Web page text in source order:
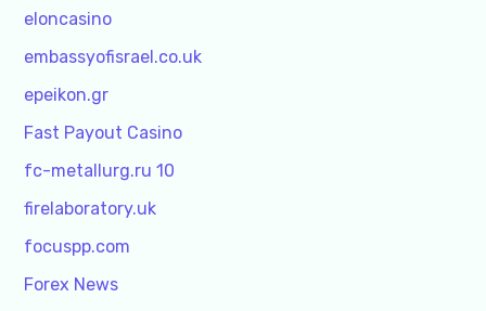
eloncasino
embassyofisrael.co.uk
epeikon.gr
Fast Payout Casino
fc-metallurg.ru 10
firelaboratory.uk
focuspp.com
Forex News